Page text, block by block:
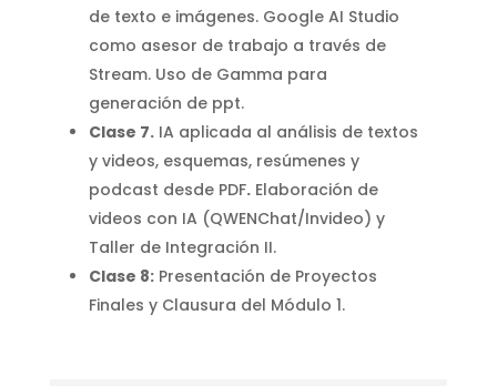
de texto e imágenes. Google AI Studio
como asesor de trabajo a través de
Stream. Uso de Gamma para
generación de ppt.
Clase 7. IA aplicada al análisis de textos
y videos, esquemas, resúmenes y
podcast desde PDF.Elaboración de
videos con IA (QWENChat/Invideo) y
Taller de Integración II.
Clase 8: Presentación de Proyectos
Finales y Clausura del Módulo 1.